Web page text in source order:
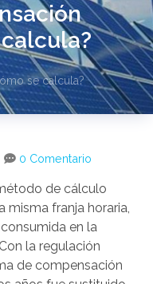
se calcula?
0 Comentario
de cálculo
misma franja horaria,
en la
la regulación
de compensación